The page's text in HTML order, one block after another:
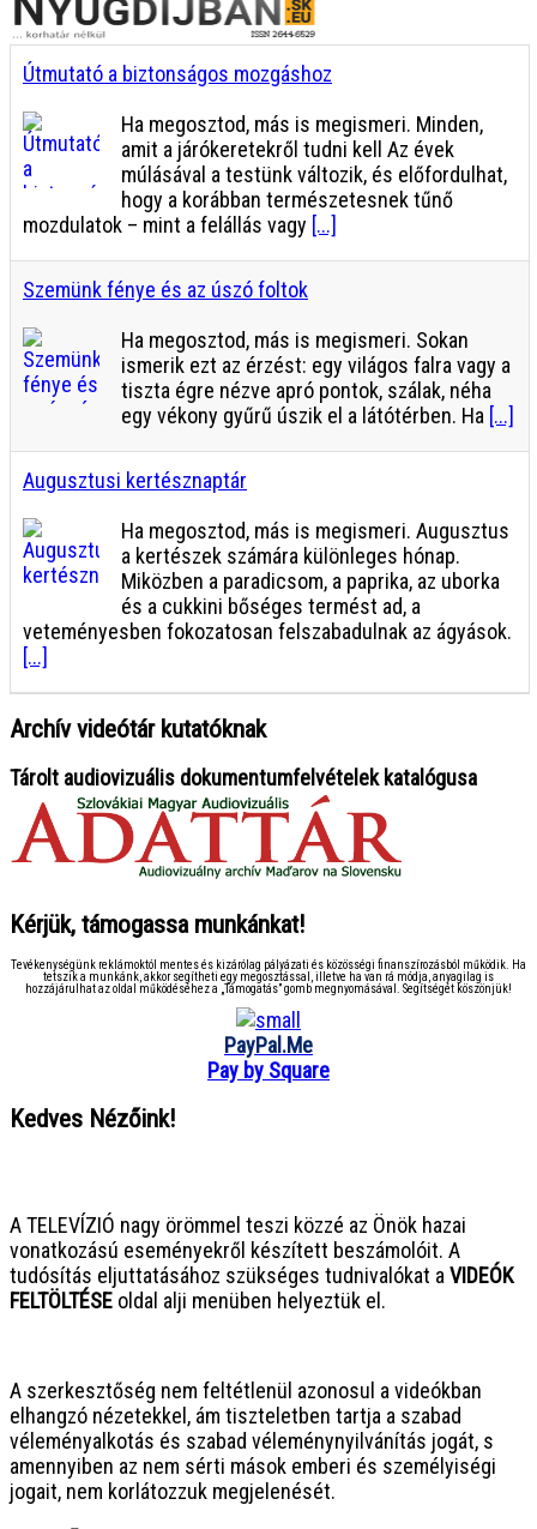
Útmutató a biztonságos mozgáshoz
Ha megosztod, más is megismeri. Minden,
amit a járókeretekről tudni kell Az évek
múlásával a testünk változik, és előfordulhat,
hogy a korábban természetesnek tűnő
mozdulatok – mint a felállás vagy [...]
Szemünk fénye és az úszó foltok
Ha megosztod, más is megismeri. Sokan
ismerik ezt az érzést: egy világos falra vagy a
tiszta égre nézve apró pontok, szálak, néha
egy vékony gyűrű úszik el a látótérben. Ha [...]
Augusztusi kertésznaptár
Ha megosztod, más is megismeri. Augusztus
a kertészek számára különleges hónap.
Miközben a paradicsom, a paprika, az uborka
és a cukkini bőséges termést ad, a
veteményesben fokozatosan felszabadulnak az ágyások.
[...]
Archív videótár kutatóknak
Tárolt audiovizuális dokumentumfelvételek katalógusa
Kérjük, támogassa munkánkat!
Tevékenységünk reklámoktól mentes és kizárólag pályázati és közösségi finanszírozásból működik. Ha
tetszik a munkánk, akkor segítheti egy megosztással, illetve ha van rá módja, anyagilag is
hozzájárulhat az oldal működéséhez a „Támogatás” gomb megnyomásával. Segítségét köszönjük!
PayPal.Me
Pay by Square
Kedves Nézőink!
A TELEVÍZIÓ nagy örömmel teszi közzé az Önök hazai
vonatkozású eseményekről készített beszámolóit. A
tudósítás eljuttatásához szükséges tudnivalókat a VIDEÓK
FELTÖLTÉSE oldal alji menüben helyeztük el.
A szerkesztőség nem feltétlenül azonosul a videókban
elhangzó nézetekkel, ám tiszteletben tartja a szabad
véleményalkotás és szabad véleménynyilvánítás jogát, s
amennyiben az nem sérti mások emberi és személyiségi
jogait, nem korlátozzuk megjelenését.